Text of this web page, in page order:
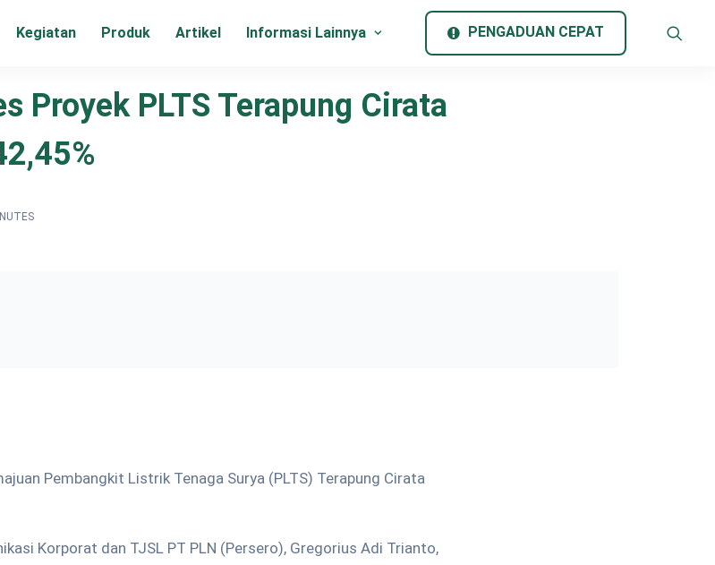
Kegiatan Produk Artikel Informasi Lainnya PENGADUAN CEPAT
Proyek PLTS Terapung Cirata
Pembangkit Listrik Tenaga Surya (PLTS) Terapung Cirata
Korporat dan TJSL PT PLN (Persero), Gregorius Adi Trianto,